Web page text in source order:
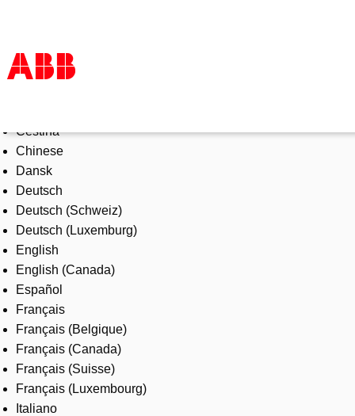
Products & Solutions
Industries
Services
About us
Where to buy
Contact us
Careers
Čeština
Chinese
Dansk
Deutsch
Deutsch (Schweiz)
Deutsch (Luxemburg)
English
English (Canada)
Español
Français
Français (Belgique)
Français (Canada)
Français (Suisse)
Français (Luxembourg)
Italiano